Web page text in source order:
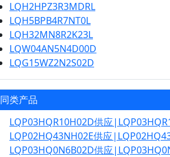
LQH2HPZ3R3MDRL
LQH5BPB4R7NT0L
LQH32MN8R2K23L
LQW04AN5N4D00D
LQG15WZ2N2S02D
同类产品
LQP03HQR10H02D供应
LQP02HQ43NH02E供应
LQP03HQ0N6B02D供应